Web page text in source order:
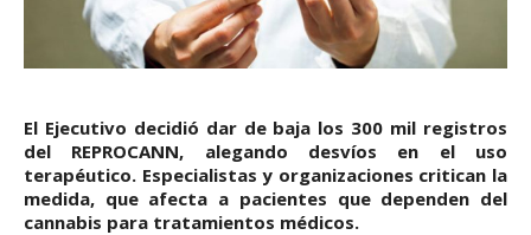
El Ejecutivo decidió dar de baja los 300 mil registros
del REPROCANN, alegando desvíos en el uso
terapéutico. Especialistas y organizaciones critican la
medida, que afecta a pacientes que dependen del
cannabis para tratamientos médicos.